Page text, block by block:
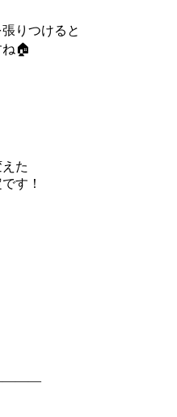
りつけると
🏠
た
す！